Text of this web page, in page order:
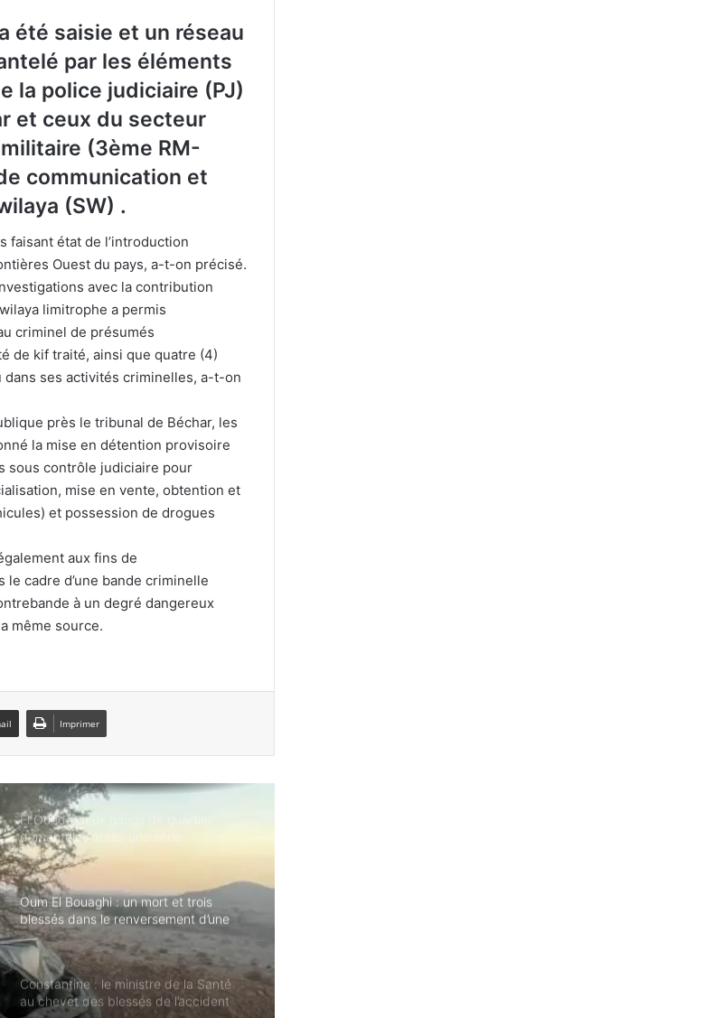
été saisie et un réseau
par les éléments
la police judiciaire (PJ)
et ceux du secteur
(3ème RM-
communication et
(SW) .
faisant état de l’introduction
Ouest du pays, a-t-on précisé.
avec la contribution
limitrophe a permis
criminel de présumés
de kif traité, ainsi que quatre (4)
ses activités criminelles, a-t-on
près le tribunal de Béchar, les
la mise en détention provisoire
sous contrôle judiciaire pour
mise en vente, obtention et
et possession de drogues
aux fins de
cadre d’une bande criminelle
à un degré dangereux
même source.
Imprimer
Hassi Messaoud : deux blessés dans
une explosion de gaz en appartement
Béchar : plus de 6 kg de kif traité
saisis, un trafiquant présumé arrêté
Relizane : plus de 13 quintaux de
viande blanche impropre à la
Chlef : un enfant de 9 ans se noie sur
une plage de Taougrit
El Oued : deux gangs de quartier
démantelés après une série
Oum El Bouaghi : un mort et trois
blessés dans le renversement d’une
voiture
Constantine : le ministre de la Santé
au chevet des blessés de l’accident
d’Ibn Ziad
Météo : des pluies orageuses
attendues dans 11 wilayas